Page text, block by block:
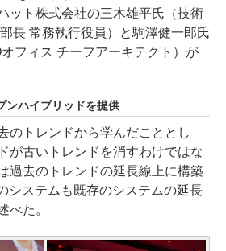
ット株式会社の三木雄平氏（技術
長 常務執行役員）と駒澤健一郎氏
オフィス チーフアーキテクト）が
ンハイブリッドを提供
のトレンドから学んだこととし
が古いトレンドを消すわけではな
過去のトレンドの延長線上に構築
システムも既存のシステムの延長
べた。